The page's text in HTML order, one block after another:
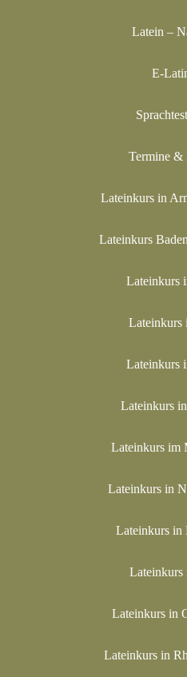
Latein –
E-
Termine &
Lateinkurs in
Lateinkurs
Lateinkurs
Lateinkurs
Lateinkurs
Lateinkurs
Lateinkurs im
Lateinkurs in
Lateinkurs in
Lateinkurs in
Lateinkurs in